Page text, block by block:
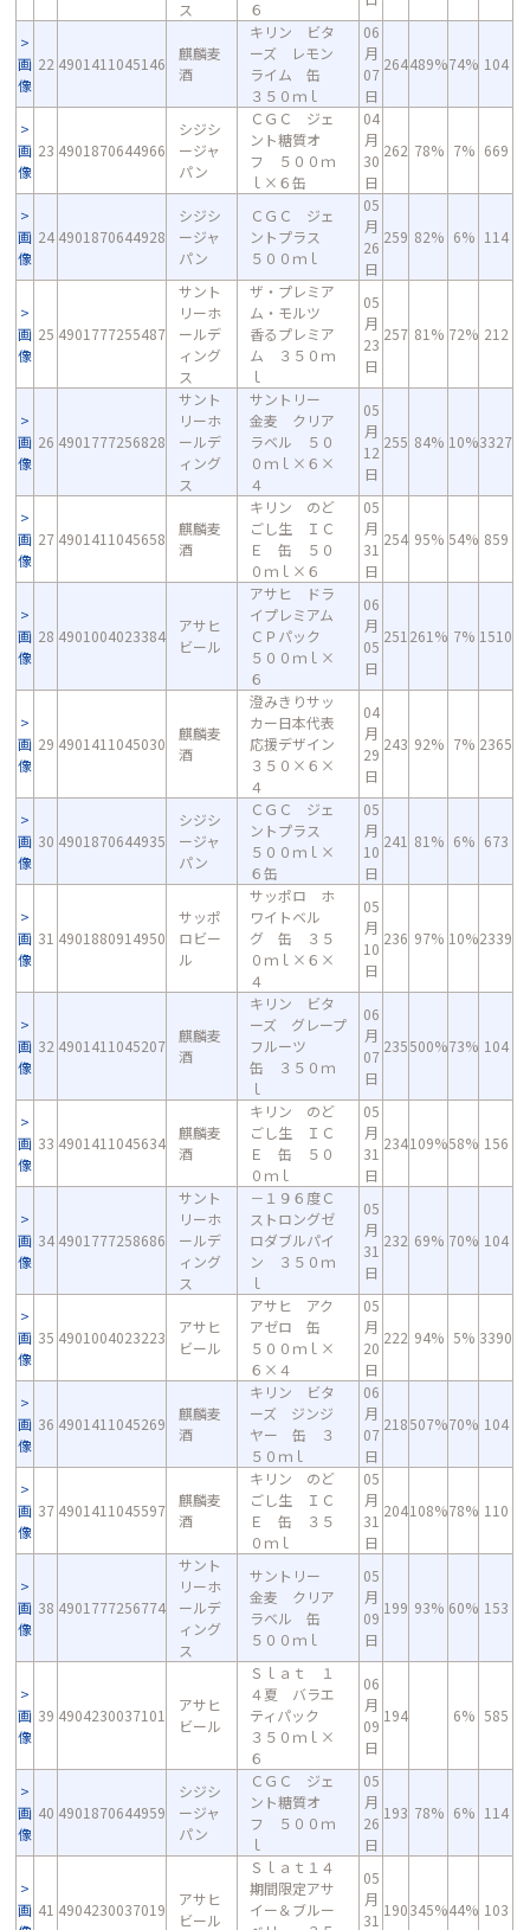
ス ６
画
像
22 4901411045146
麒麟麦
酒
キリン ビタ
ーズ レモン
ライム 缶
３５０ｍｌ
06
月
07
日
264489%74% 104
画
像
23 4901870644966
シジシ
ージャ
パン
ＣＧＣ ジェ
ント糖質オ
フ ５００ｍ
ｌ×６缶
04
月
30
日
262 78% 7% 669
画
像
24 4901870644928
シジシ
ージャ
パン
ＣＧＣ ジェ
ントプラス
５００ｍｌ
05
月
26
日
259 82% 6% 114
画
像
25 4901777255487
サント
リーホ
ールデ
ィング
ス
ザ・プレミア
ム・モルツ
香るプレミア
ム ３５０ｍ
ｌ
05
月
23
日
257 81% 72% 212
画
像
26 4901777256828
サント
リーホ
ールデ
ィング
ス
サントリー
金麦 クリア
ラベル ５０
０ｍｌ×６×
４
05
月
12
日
255 84% 10%3327
画
像
27 4901411045658
麒麟麦
酒
キリン のど
ごし生 ＩＣ
Ｅ 缶 ５０
０ｍｌ×６
05
月
31
日
254 95% 54% 859
画
像
28 4901004023384
アサヒ
ビール
アサヒ ドラ
イプレミアム
ＣＰパック
５００ｍｌ×
６
06
月
05
日
251 261% 7% 1510
画
像
29 4901411045030
麒麟麦
酒
澄みきりサッ
カー日本代表
応援デザイン
３５０×６×
４
04
月
29
日
243 92% 7% 2365
画
像
30 4901870644935
シジシ
ージャ
パン
ＣＧＣ ジェ
ントプラス
５００ｍｌ×
６缶
05
月
10
日
241 81% 6% 673
画
像
31 4901880914950
サッポ
ロビー
ル
サッポロ ホ
ワイトベル
グ 缶 ３５
０ｍｌ×６×
４
05
月
10
日
236 97% 10%2339
画
像
32 4901411045207
麒麟麦
酒
キリン ビタ
ーズ グレープ
フルーツ
缶 ３５０ｍ
ｌ
06
月
07
日
235500%73% 104
画
像
33 4901411045634
麒麟麦
酒
キリン のど
ごし生 ＩＣ
Ｅ 缶 ５０
０ｍｌ
05
月
31
日
234109%58% 156
画
像
34 4901777258686
サント
リーホ
ールデ
ィング
ス
－１９６度Ｃ
ストロングゼ
ロダブルパイ
ン ３５０ｍ
ｌ
05
月
31
日
232 69% 70% 104
画
像
35 4901004023223
アサヒ
ビール
アサヒ アク
アゼロ 缶
５００ｍｌ×
６×４
05
月
20
日
222 94% 5% 3390
画
像
36 4901411045269
麒麟麦
酒
キリン ビタ
ーズ ジンジ
ヤー 缶 ３
５０ｍｌ
06
月
07
日
218507%70% 104
画
像
37 4901411045597
麒麟麦
酒
キリン のど
ごし生 ＩＣ
Ｅ 缶 ３５
０ｍｌ
05
月
31
日
204108%78% 110
画
像
38 4901777256774
サント
リーホ
ールデ
ィング
ス
サントリー
金麦 クリア
ラベル 缶
５００ｍｌ
05
月
09
日
199 93% 60% 153
画
像
39 4904230037101
アサヒ
ビール
Ｓｌａｔ １
４夏 バラエ
ティパック
３５０ｍｌ×
６
06
月
09
日
194 6% 585
画
像
40 4901870644959
シジシ
ージャ
パン
ＣＧＣ ジェ
ント糖質オ
フ ５００ｍ
ｌ
05
月
26
日
193 78% 6% 114
画 41 4904230037019
アサヒ
ビール
Ｓｌａｔ１４
期間限定アサ
イー＆ブルー
05
月
31
190345%44% 103